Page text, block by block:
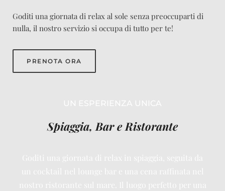
Goditi una giornata di relax al sole senza preoccuparti di
nulla, il nostro servizio si occupa di tutto per te!
PRENOTA ORA
UN ESPERIENZA UNICA
Spiaggia, Bar e Ristorante
Goditi una giornata di relax in spiaggia, seguita da
un cocktail nel lounge bar e una cena raffinata nel
nostro ristorante sul mare. Il luogo perfetto per una